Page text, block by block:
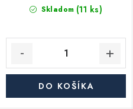
Skladom (11 ks)
DO KOŠÍKA